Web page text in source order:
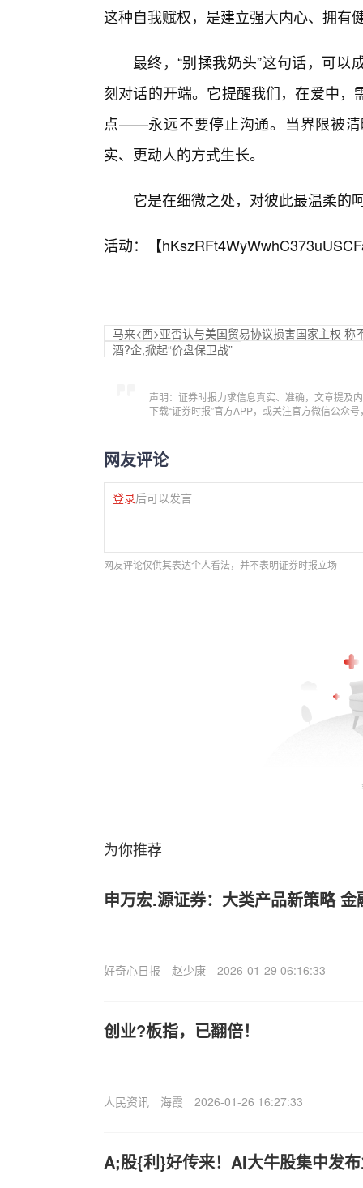
这种自我赋权，是建立强大内心、拥有
最终，“别揉我奶头”这句话，可
刻对话的开端。它提醒我们，在爱中
点——永远不要停止沟通。当界限被
实、更动人的方式生长。
它是在细微之处，对彼此最温柔的
活动：【
马来<西>亚否认与美国贸易协议损害国家主权 称
酒?企,掀起“价盘保卫战”
声明：证券时报力求信息真实、准确，文章提及
下载“证券时报”官方APP，或关注官方微信公众
网友评论
登录后可以发言
网友评论仅供其表达个人看法，并不表明证券时报立场
为你推荐
申万宏.源证券：大类产品新策略
好奇心日报 赵少康 2026-01-29 06:16:33
创业?板指，已翻倍！
人民资讯 海霞 2026-01-26 16:27:33
A;股{利}好传来！AI大牛股集中发